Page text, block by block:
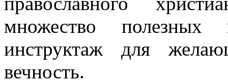
множество полезных
инструктаж для
вечность.